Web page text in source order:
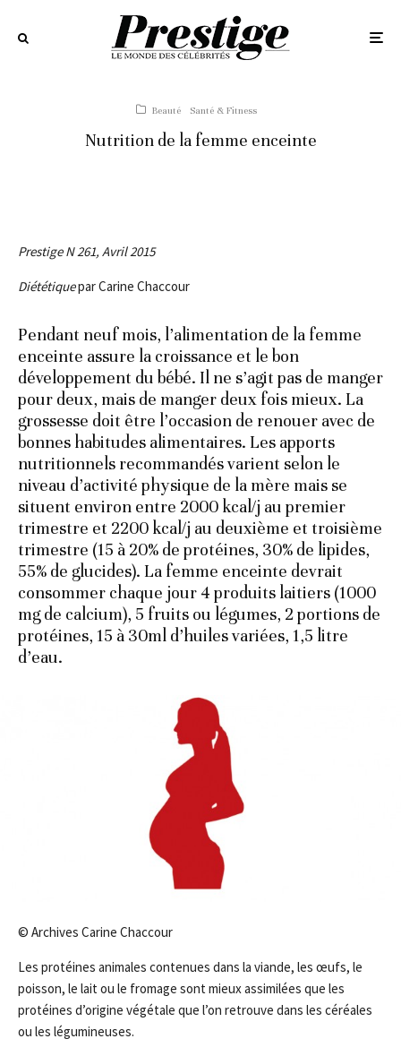
Beauté Santé & Fitness
Nutrition de la femme enceinte
Prestige N 261, Avril 2015
Diététiquepar Carine Chaccour
Pendant neuf mois, l’alimentation de la femme
enceinte assure la croissance et le bon
développement du bébé. Il ne s’agit pas de manger
pour deux, mais de manger deux fois mieux. La
grossesse doit être l’occasion de renouer avec de
bonnes habitudes alimentaires. Les apports
nutritionnels recommandés varient selon le
niveau d’activité physique de la mère mais se
situent environ entre 2000 kcal/j au premier
trimestre et 2200 kcal/j au deuxième et troisième
trimestre (15 à 20% de protéines, 30% de lipides,
55% de glucides). La femme enceinte devrait
consommer chaque jour 4 produits laitiers (1000
mg de calcium), 5 fruits ou légumes, 2 portions de
protéines, 15 à 30ml d’huiles variées, 1,5 litre
d’eau.
© Archives Carine Chaccour
Les protéines animales contenues dans la viande, les œufs, le
poisson, le lait ou le fromage sont mieux assimilées que les
protéines d’origine végétale que l’on retrouve dans les céréales
ou les légumineuses.